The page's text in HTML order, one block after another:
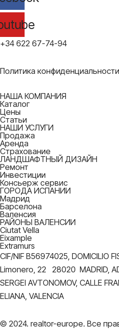
+34 622 67-74-94
Политика конфиденциальности
НАША КОМПАНИЯ
Каталог
Цены
Статьи
НАШИ УСЛУГИ
Продажа
Аренда
Страхование
ЛАНДШАФТНЫЙ ДИЗАЙН
Ремонт
Инвестиции
Консьерж сервис
ГОРОДА ИСПАНИИ
Мадрид
Барселона
Валенсия
РАЙОНЫ ВАЛЕНСИИ
Ciutat Vella
Eixample
Extramurs
CIF/NIF B56974025, DOMICILIO
Limonero, 22 28020 MADRID,
SERGEI AVTONOMOV, CALLE
ELIANA, VALENCIA
© 2024. realtor-europe. Все